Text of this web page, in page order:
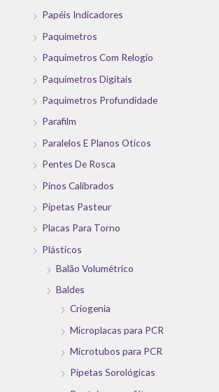
Papéis Indicadores
Paquimetros
Paquimetros Com Relogio
Paquimetros Digitais
Paquimetros Profundidade
Parafilm
Paralelos E Planos Oticos
Pentes De Rosca
Pinos Calibrados
Pipetas Pasteur
Placas Para Torno
Plásticos
Balão Volumétrico
Baldes
Criogenia
Microplacas para PCR
Microtubos para PCR
Pipetas Sorológicas